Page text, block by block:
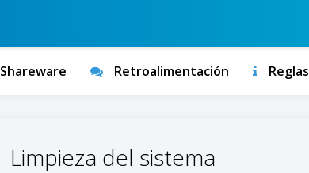
Shareware Retroalimentación Reglas
Limpieza del sistema